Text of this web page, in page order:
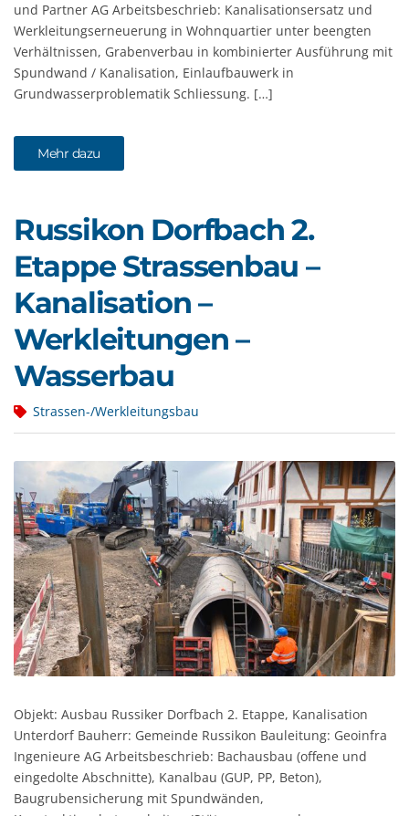
und Partner AG Arbeitsbeschrieb: Kanalisationsersatz und
Werkleitungserneuerung in Wohnquartier unter beengten
Verhältnissen, Grabenverbau in kombinierter Ausführung mit
Spundwand / Kanalisation, Einlaufbauwerk in
Grundwasserproblematik Schliessung. […]
Mehr dazu
Russikon Dorfbach 2.
Etappe Strassenbau –
Kanalisation –
Werkleitungen –
Wasserbau
Strassen-/Werkleitungsbau
Objekt: Ausbau Russiker Dorfbach 2. Etappe, Kanalisation
Unterdorf Bauherr: Gemeinde Russikon Bauleitung: Geoinfra
Ingenieure AG Arbeitsbeschrieb: Bachausbau (offene und
eingedolte Abschnitte), Kanalbau (GUP, PP, Beton),
Baugrubensicherung mit Spundwänden,